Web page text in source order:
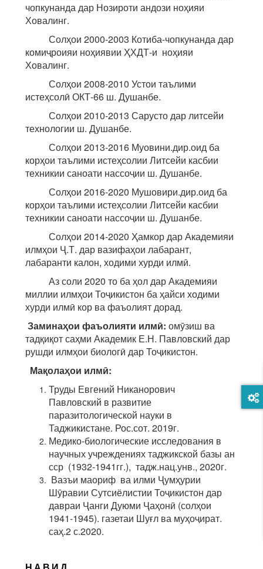
чопкунанда дар Нозироти андози ноҳияи
Ховалинг.
Солҳои 2000-2003 Котиба-чопкунанда дар
комиҷроияи ноҳиявии ҲХДТ-и ноҳияи
Ховалинг.
Солҳои 2008-2010 Устои таълими
истеҳсолӣ ОКТ-66 ш. Душанбе.
Солҳои 2010-2013 Сарусто дар литсейи
технологии ш. Душанбе.
Солҳои 2013-2016 Муовини.дир.оид ба
корҳои таълими истеҳсолии Литсейи касбии
техникии саноати нассоҷии ш. Душанбе.
Солҳои 2016-2020 Мушовири.дир.оид ба
корҳои таълими истеҳсолии Литсейи касбии
техникии саноати нассоҷии ш. Душанбе.
Солҳои 2014-2020 Ҳамкор дар Академияи
илмҳои Ҷ.Т. дар вазифаҳои лабарант,
лабаранти калон, ходими хурди илмӣ.
Аз соли 2020 то ба ҳол дар Академияи
миллии илмҳои Тоҷикистон ба ҳайси ходими
хурди илмӣ кор ва фаъолият дорад.
Заминаҳои фаъолияти илмӣ:омӯзиш ва
тадқиқот саҳми Академик Е.Н. Павловский дар
рушди илмҳои биологӣ дар Тоҷикистон.
Мақолаҳои илмӣ:
Труды Евгений Никанорович
Павловский в развитие
паразитологической науки в
Таджикистане. Рос.сот. 2019г.
Медико-биологические исследования в
научных учреждениях таджикской базы ан
сср (1932-1941гг.), тадж.нац.унв., 2020г.
Вазъи маориф ва илми Ҷумҳурии
Шӯравии Сутсиёлистии Тоҷикистон дар
давраи Ҷанги Дуюми Ҷаҳонӣ (солҳои
1941-1945). газетаи Шуғл ва муҳоҷират.
саҳ.2 с.2020.